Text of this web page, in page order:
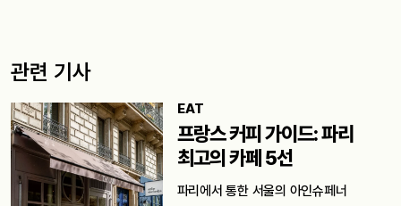
관련 기사
EAT
프랑스 커피 가이드: 파리
최고의 카페 5선
파리에서 통한 서울의 아인슈페너